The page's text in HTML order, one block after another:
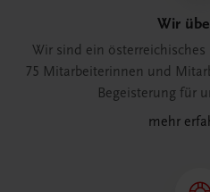
Wir
Wir sind ein
75 Mitarbeiterinnen und
Begeisterung für
mehr